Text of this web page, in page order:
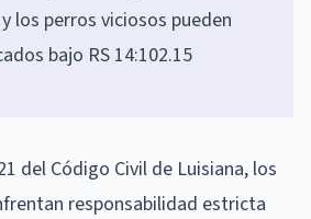
los perros viciosos pueden
bajo RS 14:102.15
del Código Civil de Luisiana, los
responsabilidad estricta